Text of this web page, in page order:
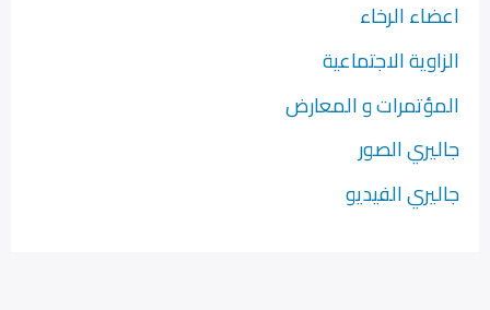
اعضاء الرخاء
الزاوية الاجتماعية
المؤتمرات و المعارض
جاليري الصور
جاليري الفيديو